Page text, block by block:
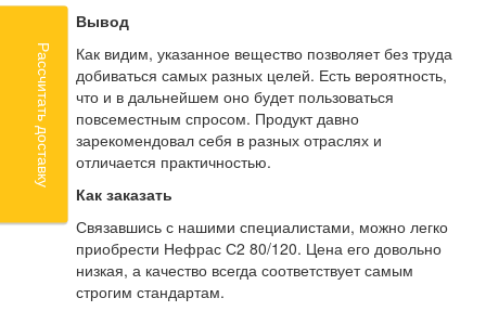
Вывод
Как видим, указанное вещество позволяет без труда
добиваться самых разных целей. Есть вероятность,
что и в дальнейшем оно будет пользоваться
повсеместным спросом. Продукт давно
зарекомендовал себя в разных отраслях и
отличается практичностью.
Как заказать
Связавшись с нашими специалистами, можно легко
приобрести Нефрас С2 80/120. Цена его довольно
низкая, а качество всегда соответствует самым
строгим стандартам.
Рассчитать доставку